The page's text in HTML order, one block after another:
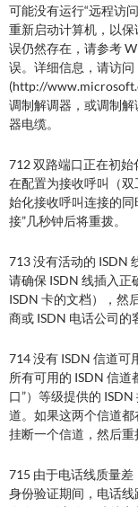
可能没有运行“远程访
重新启动计算机，以
误仍然存在，请参考
误。详细信息，请访
(http://
调制解调器，或调制
器电缆。
712 双路端口正在初始
在配置为接收呼叫（
始化接收呼叫连接的
接”几秒钟后将重拨。
713 没有活动的 ISDN
请确保 ISDN 线插入
ISDN 卡的文档），然
商或 ISDN 电话公司的
714 没有 ISDN 信道可
所有可用的 ISDN 信道
口”）等级提供的
道。如果这两个信道都
挂断一个信道，然后重
715 由于电话线质量差
身份验证期间，电话